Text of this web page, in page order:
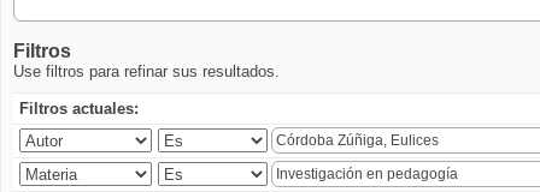
Filtros
Use filtros para refinar sus resultados.
Filtros actuales: